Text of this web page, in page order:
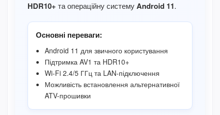
HDR10+ та операційну системуAndroid 11.
Основні переваги:
Android 11 для звичного користування
Підтримка AV1 та HDR10+
Wi-Fi 2.4/5 ГГц та LAN-підключення
Можливість встановлення альтернативної
ATV-прошивки